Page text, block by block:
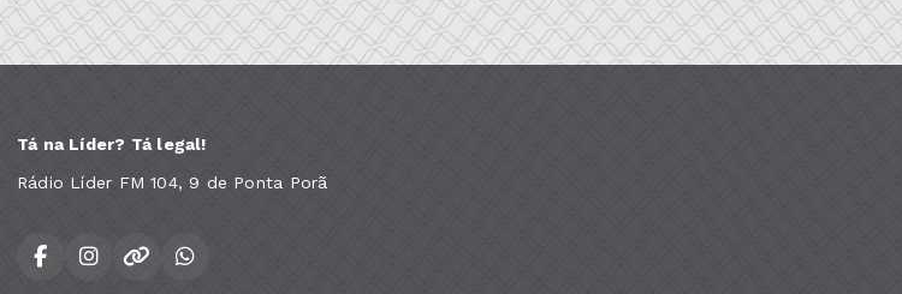
Tá na Líder? Tá legal!
Rádio Líder FM 104, 9 de Ponta Porã